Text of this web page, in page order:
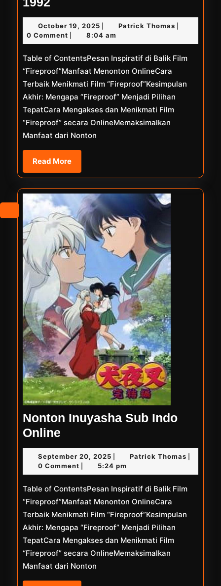
Online
The
Lover
1992
October 19, 2025 October
19,
2025
Patrick ThomasPatrick
0 Comment 8:04 am
Table of ContentsPesan Inspiratif di Balik Film
“Fireproof”Manfaat Menonton OnlineCara
Terbaik Menikmati Film “Fireproof”Kesimpulan
Akhir: Mengapa “Fireproof” Menjadi Pilihan
TepatCara Mengakses dan Menikmati Film
“Fireproof” secara OnlineMemaksimalkan
Manfaat dari Nonton
Read MoreRead
More
Nonton Inuyasha Sub Indo
Online
Inuyasha
Sub
Indo
Online
September 20, 2025 September
20,
2025
Patrick ThomasPatrick
0 Comment 5:24 pm
Table of ContentsPesan Inspiratif di Balik Film
“Fireproof”Manfaat Menonton OnlineCara
Terbaik Menikmati Film “Fireproof”Kesimpulan
Akhir: Mengapa “Fireproof” Menjadi Pilihan
TepatCara Mengakses dan Menikmati Film
“Fireproof” secara OnlineMemaksimalkan
Manfaat dari Nonton